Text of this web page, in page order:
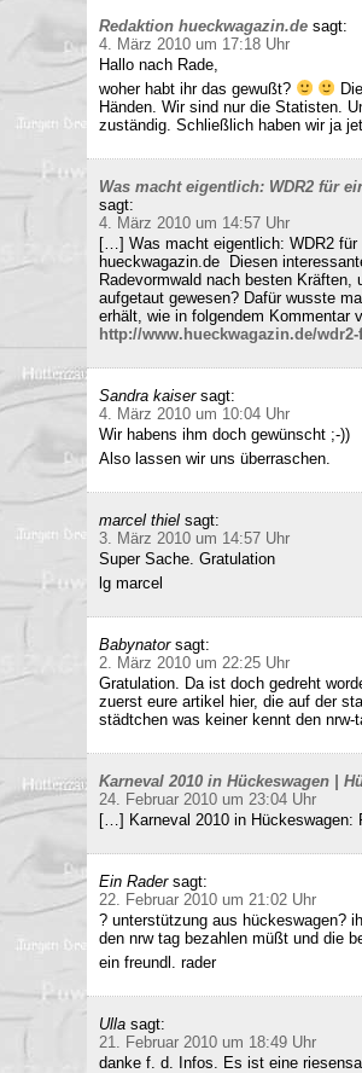
Redaktion hueckwagazin.de sagt:
4. März 2010 um 17:18 Uhr
Hallo nach Rade,
woher habt ihr das gewußt?
Händen. Wir sind nur die Statisten.
zuständig. Schließlich haben wir ja
Was macht eigentlich: WDR2 für
sagt:
4. März 2010 um 14:57 Uhr
[…] Was macht eigentlich: WDR2
hueckwagazin.de Diesen
Radevormwald nach besten
aufgetaut gewesen? Dafür wusste
erhält, wie in folgendem Kommentar
http://www.hueckwagazin.de/
Sandra kaiser sagt:
4. März 2010 um 10:04 Uhr
Wir habens ihm doch gewünscht ;-))
Also lassen wir uns überraschen.
marcel thiel sagt:
3. März 2010 um 14:57 Uhr
Super Sache. Gratulation
lg marcel
Babynator sagt:
2. März 2010 um 22:25 Uhr
Gratulation. Da ist doch gedreht
zuerst eure artikel hier, die auf der
städtchen was keiner kennt den nrw-
Karneval 2010 in Hückeswagen |
24. Februar 2010 um 23:04 Uhr
[…] Karneval 2010 in Hückeswagen:
Ein Rader sagt:
22. Februar 2010 um 21:02 Uhr
? unterstützung aus hückeswagen?
den nrw tag bezahlen müßt und die
ein freundl. rader
Ulla sagt:
21. Februar 2010 um 18:49 Uhr
danke f. d. Infos. Es ist eine